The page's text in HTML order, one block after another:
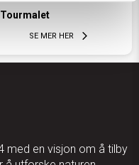
Tourmalet
SE MER HER
med en visjon om å tilby